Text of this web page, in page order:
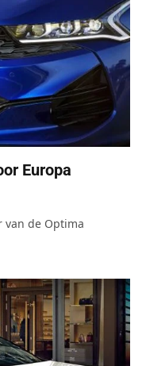
Europa
van de Optima